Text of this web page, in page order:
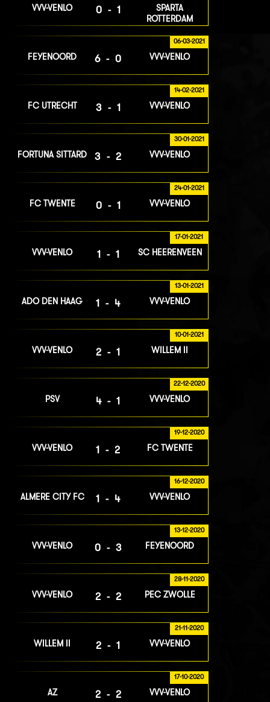
VVV-VENLO 0-1
SPARTA
ROTTERDAM
06-03-2021
FEYENOORD 6-0 VVV-VENLO
14-02-2021
FC UTRECHT 3-1 VVV-VENLO
30-01-2021
FORTUNA SITTARD 3-2 VVV-VENLO
24-01-2021
FC TWENTE 0-1 VVV-VENLO
17-01-2021
VVV-VENLO 1-1 SC HEERENVEEN
13-01-2021
ADO DEN HAAG 1-4 VVV-VENLO
10-01-2021
VVV-VENLO 2-1 WILLEM II
22-12-2020
PSV 4-1 VVV-VENLO
19-12-2020
VVV-VENLO 1-2 FC TWENTE
16-12-2020
ALMERE CITY FC 1-4 VVV-VENLO
13-12-2020
VVV-VENLO 0-3 FEYENOORD
28-11-2020
VVV-VENLO 2-2 PEC ZWOLLE
21-11-2020
WILLEM II 2-1 VVV-VENLO
17-10-2020
AZ 2-2 VVV-VENLO